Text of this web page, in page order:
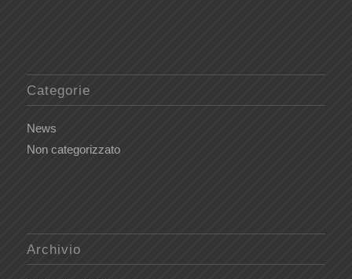
Categorie
News
Non categorizzato
Archivio